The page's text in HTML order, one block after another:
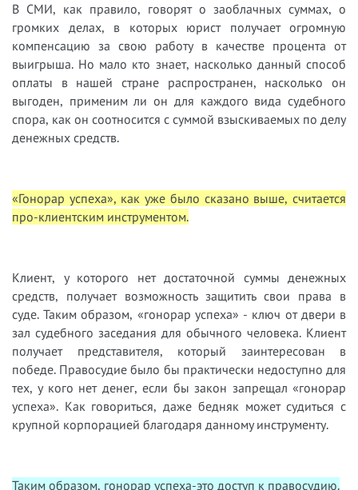
В СМИ, как правило, говорят о заоблачных суммах, о
громких делах, в которых юрист получает огромную
компенсацию за свою работу в качестве процента от
выигрыша. Но мало кто знает, насколько данный способ
оплаты в нашей стране распространен, насколько он
выгоден, применим ли он для каждого вида судебного
спора, как он соотносится с суммой взыскиваемых по делу
денежных средств.
«Гонорар успеха», как уже было сказано выше, считается
про-клиентским инструментом.
Клиент, у которого нет достаточной суммы денежных
средств, получает возможность защитить свои права в
суде. Таким образом, «гонорар успеха» - ключ от двери в
зал судебного заседания для обычного человека. Клиент
получает представителя, который заинтересован в
победе. Правосудие было бы практически недоступно для
тех, у кого нет денег, если бы закон запрещал «гонорар
успеха». Как говориться, даже бедняк может судиться с
крупной корпорацией благодаря данному инструменту.
Таким образом, гонорар успеха-это доступ к правосудию.